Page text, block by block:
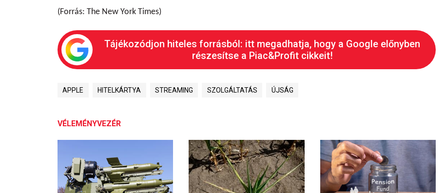
(Forrás: The New York Times)
Tájékozódjon hiteles forrásból: itt megadhatja, hogy a Google előnyben
részesítse a Piac&Profit cikkeit!
APPLE HITELKÁRTYA STREAMING SZOLGÁLTATÁS ÚJSÁG
VÉLEMÉNYVEZÉR